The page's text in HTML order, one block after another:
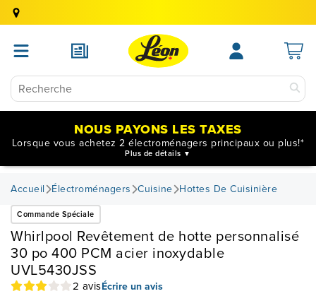
NOUS PAYONS LES TAXES
Lorsque vous achetez 2 électroménagers principaux ou plus!*
Plus de détails
Accueil Électroménagers Cuisine Hottes De Cuisinière
Commande Spéciale
Whirlpool Revêtement de hotte personnalisé
30 po 400 PCM acier inoxydable
UVL5430JSS
2 avisÉcrire un avis